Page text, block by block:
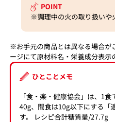
POINT
※調理中の火の取り扱いや
※お手元の商品とは異なる場合が
ージにて原材料名・栄養成分表示
ひとことメモ
「食・楽・健康協会」は、1
40g、間食は10g以下にする「
す。 レシピ合計糖質量/27.7g